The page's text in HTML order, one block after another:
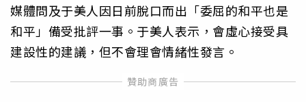
媒體問及于美人因日前脫口而出「委屈的和平也是
和平」備受批評一事。于美人表示，會虛心接受具
建設性的建議，但不會理會情緒性發言。